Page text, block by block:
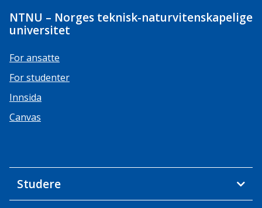
NTNU – Norges teknisk-naturvitenskapelige
universitet
For ansatte
For studenter
Innsida
Canvas
Studere